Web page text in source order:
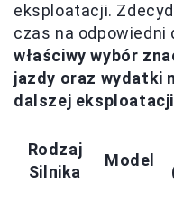
eksploatacji.
czas na odpowiedni
właściwy wybór
jazdy oraz wydatki
dalszej eksploatacji
Rodzaj
Silnika
Model